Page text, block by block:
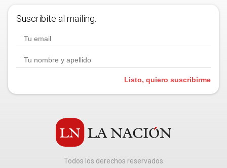
Suscribite al mailing.
Listo, quiero suscribirme
Todos los derechos reservados